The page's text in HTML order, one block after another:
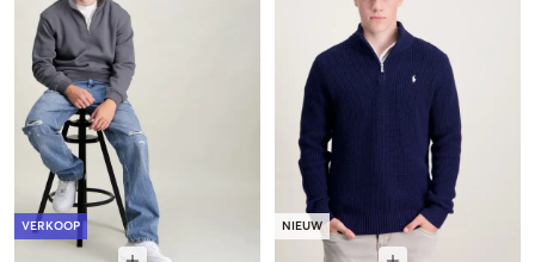
VERKOOP NIEUW